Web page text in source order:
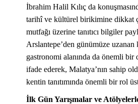
İbrahim Halil Kılıç da
tarihî ve kültürel birikimine dikkat
mutfağı üzerine tanıtıcı bilgiler
Arslantepe’den günümüze uzanan
gastronomi alanında da önemli bir
ifade ederek, Malatya’nın sahip
kentin tanıtımında önemli bir rol
İlk Gün Yarışmalar ve